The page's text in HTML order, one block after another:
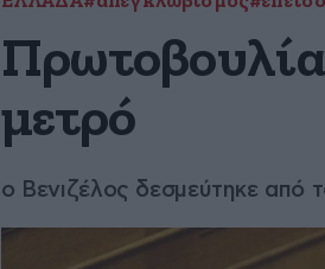
μετρό
ο Βενιζέλος δεσμεύτηκε από